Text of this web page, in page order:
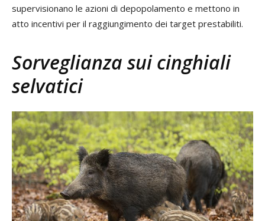
supervisionano le azioni di depopolamento e mettono in
atto incentivi per il raggiungimento dei target prestabiliti.
Sorveglianza sui cinghiali
selvatici